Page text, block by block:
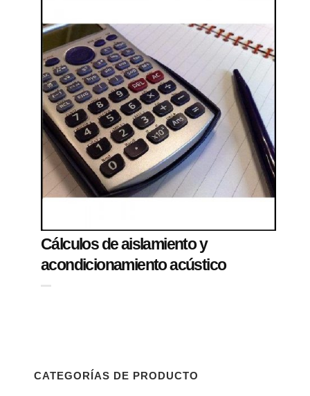
Cálculos de aislamiento y
acondicionamiento acústico
CATEGORÍAS DE PRODUCTO